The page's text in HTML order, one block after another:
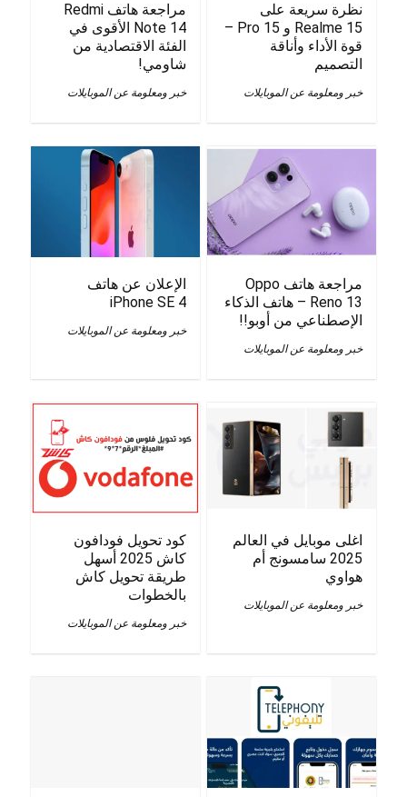
نظرة سريعة على
Realme 15 و 15 Pro –
قوة الأداء وأناقة
التصميم
خبر ومعلومة عن الموبايلات
مراجعة هاتف Redmi
Note 14 الأقوى في
الفئة الاقتصادية من
شاومي!
خبر ومعلومة عن الموبايلات
مراجعة هاتف Oppo
Reno 13 – هاتف الذكاء
الإصطناعي من أوبو!!
خبر ومعلومة عن الموبايلات
الإعلان عن هاتف
iPhone SE 4
خبر ومعلومة عن الموبايلات
اغلى موبايل في العالم
2025 سامسونج أم
هواوي
خبر ومعلومة عن الموبايلات
كود تحويل فودافون
كاش 2025 أسهل
طريقة تحويل كاش
بالخطوات
خبر ومعلومة عن الموبايلات